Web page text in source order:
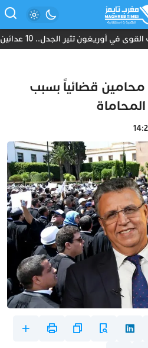
تثير الجدل.. 10 عدائين ومدرب واحد دون طبيب أو إداري
قضائياً بسبب